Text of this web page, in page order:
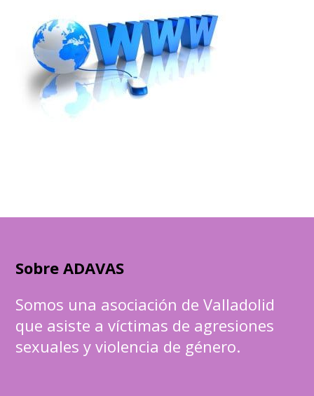
Sobre ADAVAS
Somos una asociación de Valladolid
que asiste a víctimas de agresiones
sexuales y violencia de género.